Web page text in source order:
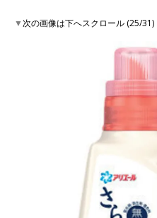
▼次の画像は下へスクロール (25/31)